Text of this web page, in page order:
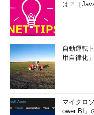
は？［
自動運転
用自律化
マイクロ
ower BI」